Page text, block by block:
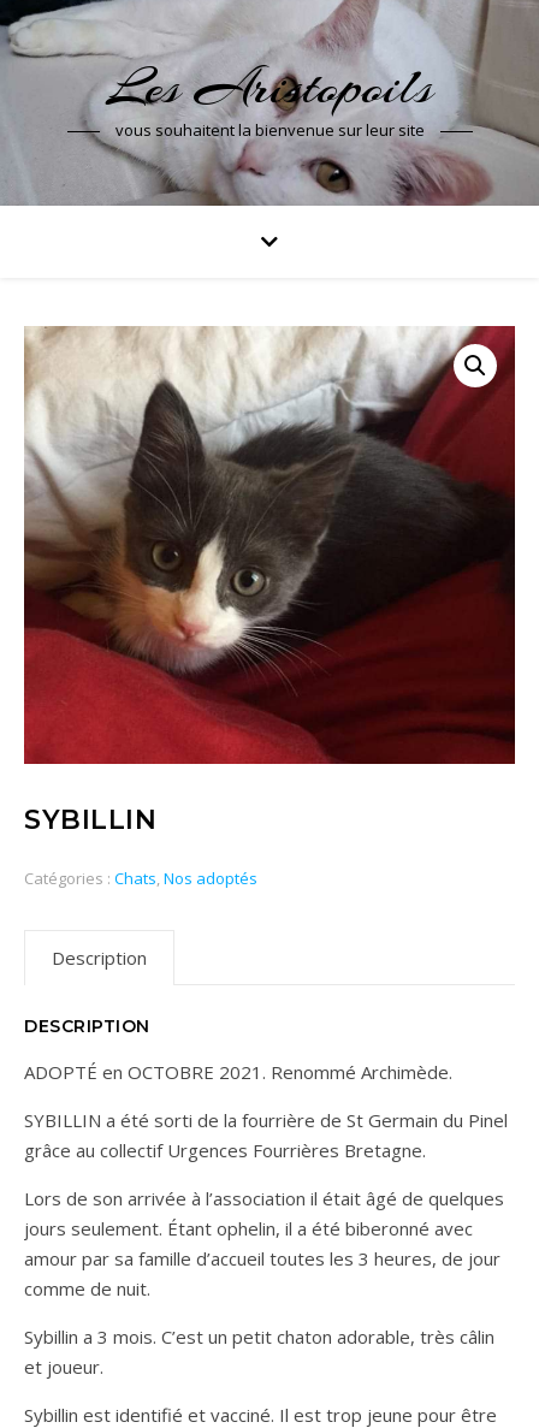
Les Aristopoils
vous souhaitent la bienvenue sur leur site
SYBILLIN
Catégories : Chats Nos adoptés
Description
DESCRIPTION
ADOPTÉ en OCTOBRE 2021. Renommé Archimède.
SYBILLIN a été sorti de la fourrière de St Germain du Pinel
grâce au collectif Urgences Fourrières Bretagne.
Lors de son arrivée à l’association il était âgé de quelques
jours seulement. Étant ophelin, il a été biberonné avec
amour par sa famille d’accueil toutes les 3 heures, de jour
comme de nuit.
Sybillin a 3 mois. C’est un petit chaton adorable, très câlin
et joueur.
Sybillin est identifié et vacciné. Il est trop jeune pour être